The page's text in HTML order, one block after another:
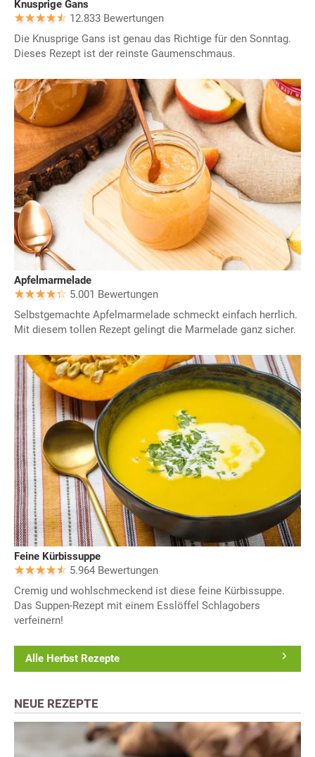
Knusprige Gans
12.833 Bewertungen
Die Knusprige Gans ist genau das Richtige für den Sonntag.
Dieses Rezept ist der reinste Gaumenschmaus.
Apfelmarmelade
5.001 Bewertungen
Selbstgemachte Apfelmarmelade schmeckt einfach herrlich.
Mit diesem tollen Rezept gelingt die Marmelade ganz sicher.
Feine Kürbissuppe
5.964 Bewertungen
Cremig und wohlschmeckend ist diese feine Kürbissuppe.
Das Suppen-Rezept mit einem Esslöffel Schlagobers
verfeinern!
Alle Herbst Rezepte
NEUE REZEPTE